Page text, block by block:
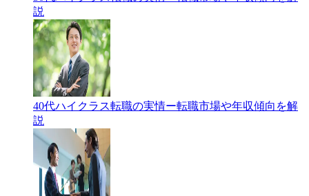
説
40代ハイクラス転職の実情ー転職市場や年収傾向を解
説